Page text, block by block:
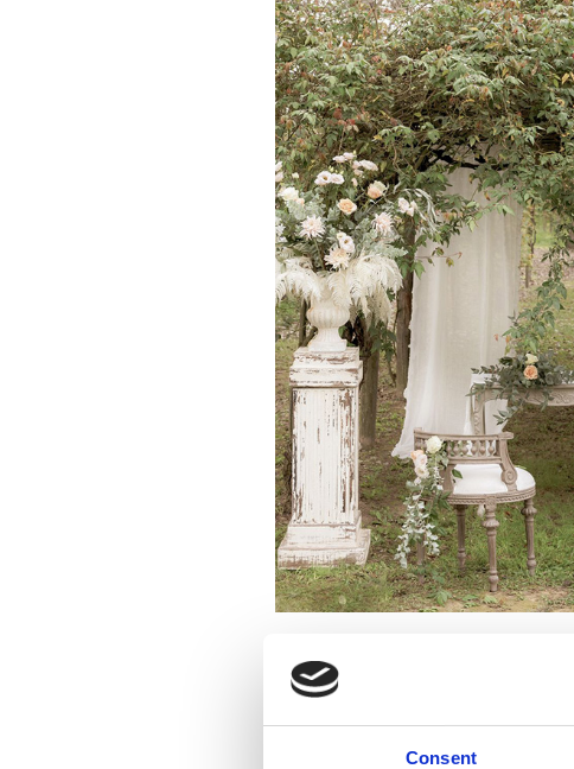
Consent
celebrare il matrimonio
sognante. La natura fa da
a creare una sofisticata